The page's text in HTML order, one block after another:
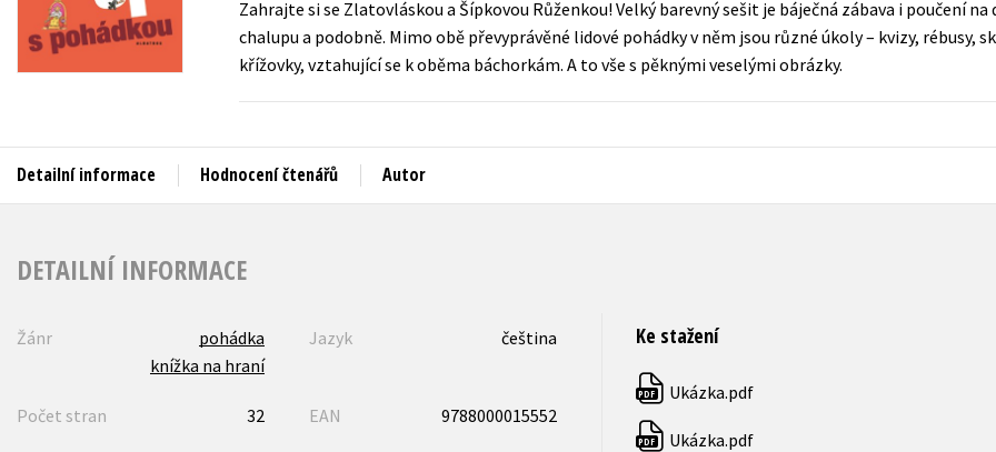
Auto - moto
Beletrie pro děti
Jazyky
Kalendáře
Komiks
Populárně - naučná pro dospělé
Populárně - naučné pro děti
Young adult (SK)
Zahraniční literatura
Zahrajte si se Zlatovláskou a Šípkovou Růženkou! Velký barevný sešit je báječná zábava i poučení na
chalupu a podobně. Mimo obě převyprávěné lidové pohádky v něm jsou různé úkoly – kvizy, rébusy,
křížovky, vztahující se k oběma báchorkám. A to vše s pěknými veselými obrázky.
Detailní informace Hodnocení čtenářů Autor
DETAILNÍ INFORMACE
Žánr
pohádka
knížka na hraní
Jazyk čeština
Počet stran 32 EAN 9788000015552
Ke stažení
PDF Ukázka.pdf
PDF Ukázka.pdf